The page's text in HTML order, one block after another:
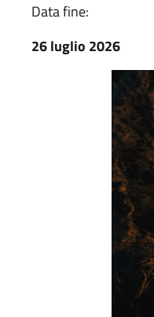
Data fine:
26 luglio 2026